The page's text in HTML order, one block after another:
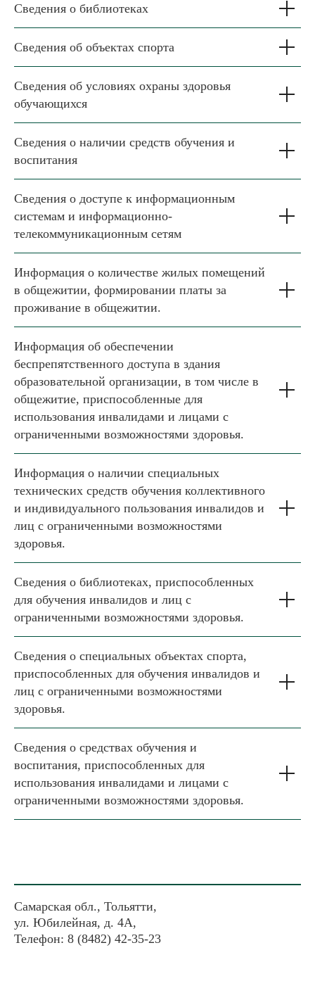
Сведения о библиотеках
Сведения об объектах спорта
Сведения об условиях охраны здоровья
обучающихся
Сведения о наличии средств обучения и
воспитания
Сведения о доступе к информационным
системам и информационно-
телекоммуникационным сетям
Информация о количестве жилых помещений
в общежитии, формировании платы за
проживание в общежитии.
Информация об обеспечении
беспрепятственного доступа в здания
образовательной организации, в том числе в
общежитие, приспособленные для
использования инвалидами и лицами с
ограниченными возможностями здоровья.
Информация о наличии специальных
технических средств обучения коллективного
и индивидуального пользования инвалидов и
лиц с ограниченными возможностями
здоровья.
Сведения о библиотеках, приспособленных
для обучения инвалидов и лиц с
ограниченными возможностями здоровья.
Сведения о специальных объектах спорта,
приспособленных для обучения инвалидов и
лиц с ограниченными возможностями
здоровья.
Сведения о средствах обучения и
воспитания, приспособленных для
использования инвалидами и лицами с
ограниченными возможностями здоровья.
Самарская обл., Тольятти,
ул. Юбилейная, д. 4А,
Телефон: 8 (8482) 42-35-23